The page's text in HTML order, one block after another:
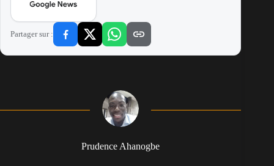
Partager sur :
Prudence Ahanogbe